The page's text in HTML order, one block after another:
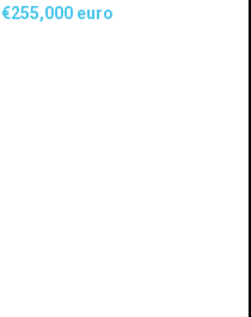
€255,000 euro